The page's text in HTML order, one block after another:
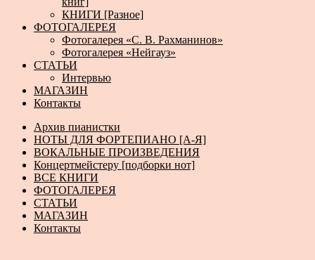
КНИГИ [Разное]
ФОТОГАЛЕРЕЯ
Фотогалерея «С. В. Рахманинов»
Фотогалерея «Нейгауз»
СТАТЬИ
Интервью
МАГАЗИН
Контакты
Архив пианистки
НОТЫ ДЛЯ ФОРТЕПИАНО [А-Я]
ВОКАЛЬНЫЕ ПРОИЗВЕДЕНИЯ
Концертмейстеру [подборки нот]
ВСЕ КНИГИ
ФОТОГАЛЕРЕЯ
СТАТЬИ
МАГАЗИН
Контакты